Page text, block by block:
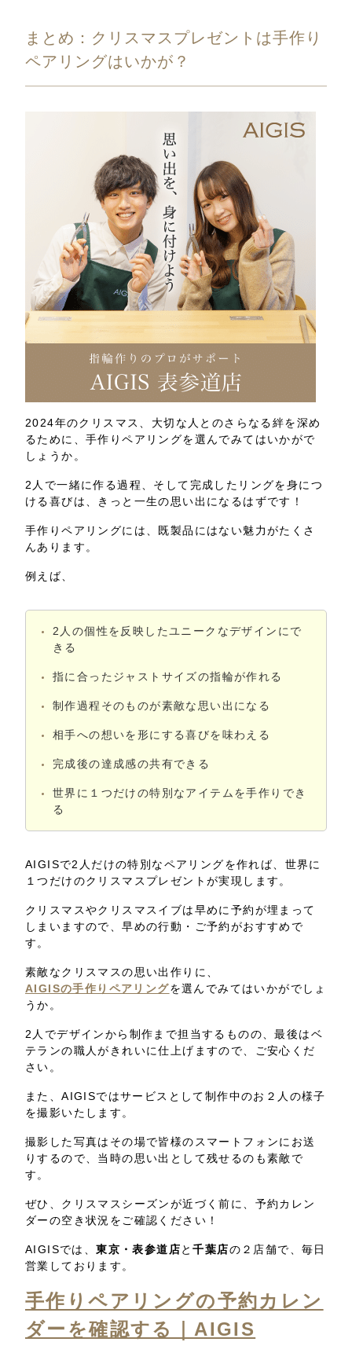
まとめ：クリスマスプレゼントは手作り
ペアリングはいかが？
2024年のクリスマス、大切な人とのさらなる絆を深め
るために、手作りペアリングを選んでみてはいかがで
しょうか。
2人で一緒に作る過程、そして完成したリングを身につ
ける喜びは、きっと一生の思い出になるはずです！
手作りペアリングには、既製品にはない魅力がたくさ
んあります。
例えば、
2人の個性を反映したユニークなデザインにで
きる
指に合ったジャストサイズの指輪が作れる
制作過程そのものが素敵な思い出になる
相手への想いを形にする喜びを味わえる
完成後の達成感の共有できる
世界に１つだけの特別なアイテムを手作りでき
る
AIGISで2人だけの特別なペアリングを作れば、世界に
１つだけのクリスマスプレゼントが実現します。
クリスマスやクリスマスイブは早めに予約が埋まって
しまいますので、早めの行動・ご予約がおすすめで
す。
素敵なクリスマスの思い出作りに、
AIGISの手作りペアリングを選んでみてはいかがでしょ
うか。
2人でデザインから制作まで担当するものの、最後はベ
テランの職人がきれいに仕上げますので、ご安心くだ
さい。
また、AIGISではサービスとして制作中のお２人の様子
を撮影いたします。
撮影した写真はその場で皆様のスマートフォンにお送
りするので、当時の思い出として残せるのも素敵で
す。
ぜひ、クリスマスシーズンが近づく前に、予約カレン
ダーの空き状況をご確認ください！
AIGISでは、東京・表参道店と千葉店の２店舗で、毎日
営業しております。
手作りペアリングの予約カレン
ダーを確認する｜AIGIS